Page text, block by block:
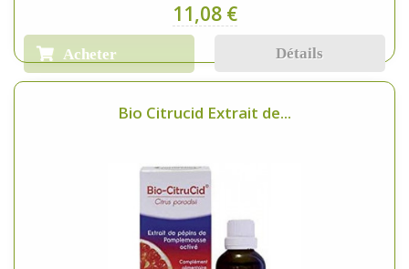
11,08 €
Acheter Détails
Bio Citrucid Extrait de...